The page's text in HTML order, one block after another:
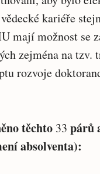
kariéře
mají možnost se
zejména na tzv.
rozvoje
těchto 33 párů
absolventa):